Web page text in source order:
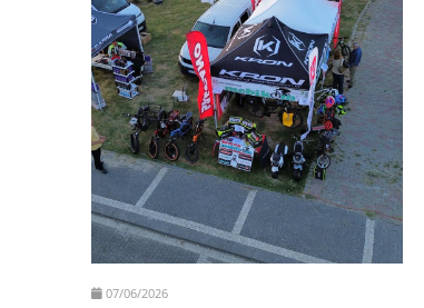
07/06/2026